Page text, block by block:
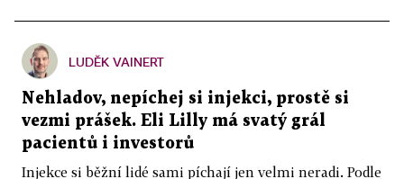
LUDĚK VAINERT
Nehladov, nepíchej si injekci, prostě si
vezmi prášek. Eli Lilly má svatý grál
pacientů i investorů
Injekce si běžní lidé sami píchají jen velmi neradi. Podle